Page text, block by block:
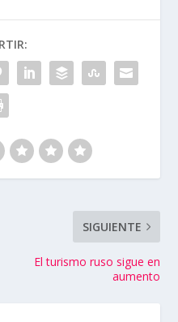
SIGUIENTE
El turismo ruso sigue en
aumento